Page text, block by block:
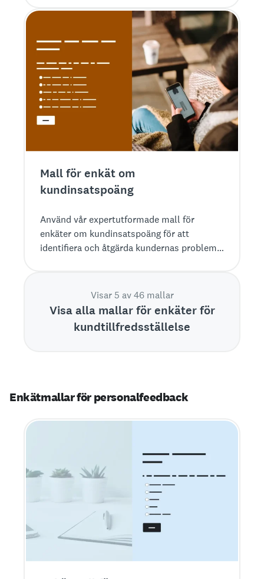
Mall för enkät om
kundinsatspoäng
Använd vår expertutformade mall för
enkäter om kundinsatspoäng för att
identifiera och åtgärda kundernas problem
Visar 5 av 46 mallar
Visa alla mallar för enkäter för
kundtillfredsställelse
Enkätmallar för personalfeedback